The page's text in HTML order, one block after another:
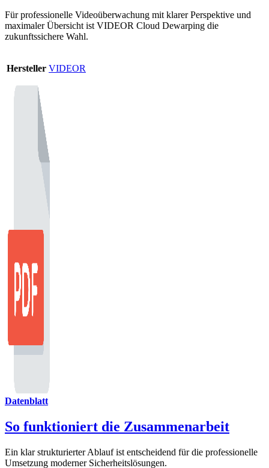
Für professionelle Videoüberwachung mit klarer Perspektive und
maximaler Übersicht ist VIDEOR Cloud Dewarping die
zukunftssichere Wahl.
Hersteller VIDEOR
Datenblatt
So funktioniert die Zusammenarbeit
Ein klar strukturierter Ablauf ist entscheidend für die professionelle
Umsetzung moderner Sicherheitslösungen.